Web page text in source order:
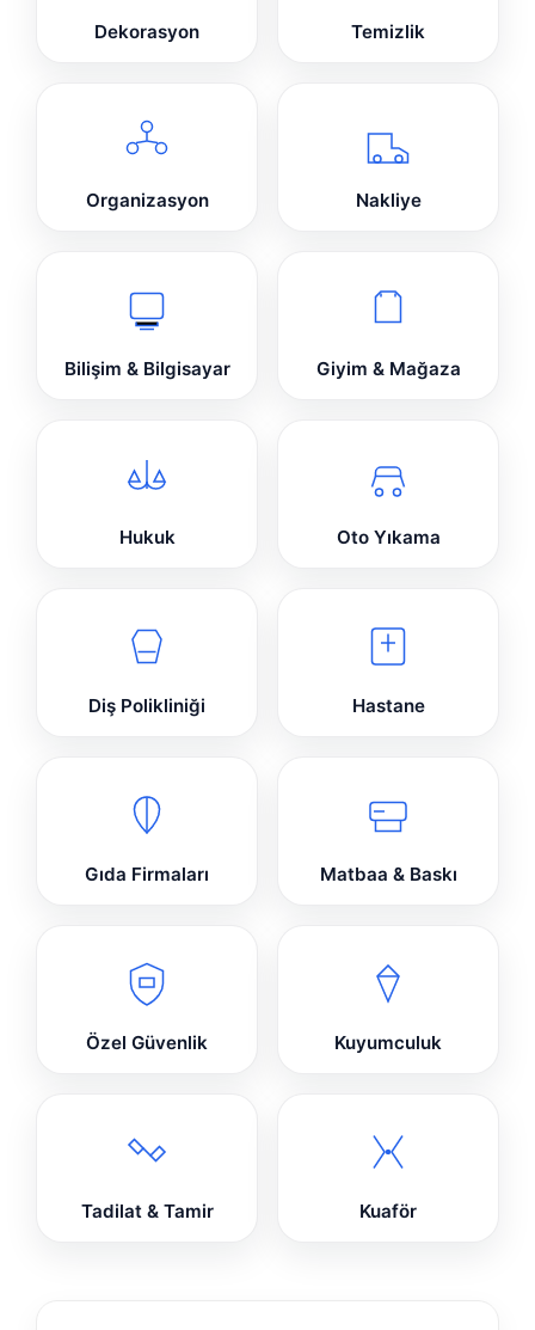
Dekorasyon Temizlik
Organizasyon Nakliye
Bilişim & Bilgisayar Giyim & Mağaza
Hukuk Oto Yıkama
Diş Polikliniği Hastane
Gıda Firmaları Matbaa & Baskı
Özel Güvenlik Kuyumculuk
Tadilat & Tamir Kuaför